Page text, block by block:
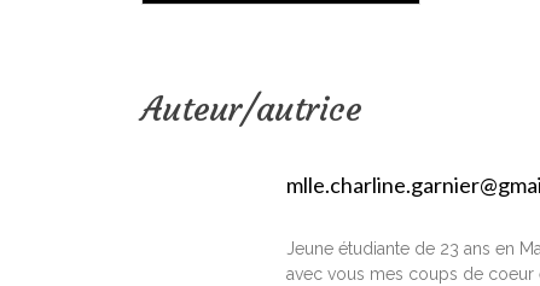
Auteur/autrice
Jeune étudiante de 23 ans en
avec vous mes coups de